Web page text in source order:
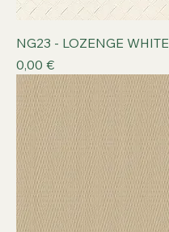
NG23 - LOZENGE WHITE
Prix
0,00 €